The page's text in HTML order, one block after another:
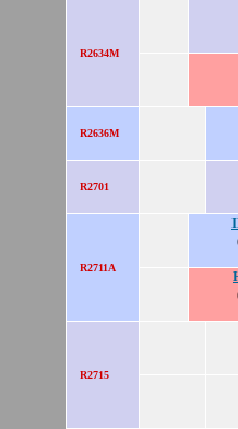
R2634M
R2636M
R2701
R2711A
R2715